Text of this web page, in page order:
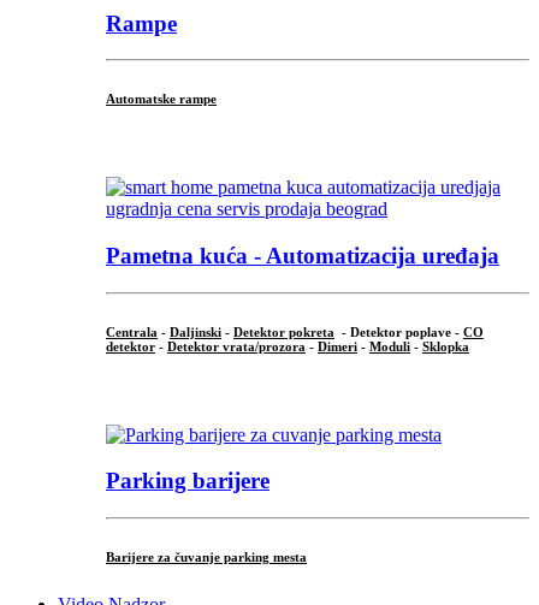
Rampe
Automatske rampe
Pametna kuća - Automatizacija uređaja
Centrala - Daljinski - Detektor pokreta - Detektor poplave - CO
detektor - Detektor vrata/prozora - Dimeri - Moduli - Sklopka
Parking barijere
Barijere za čuvanje parking mesta